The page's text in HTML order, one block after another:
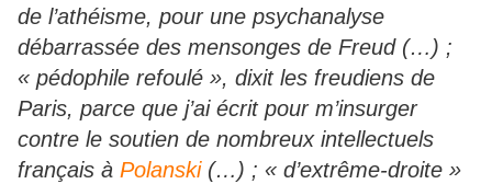
de l’athéisme, pour une psychanalyse
débarrassée des mensonges de Freud (…) ;
« pédophile refoulé », dixit les freudiens de
Paris, parce que j’ai écrit pour m’insurger
contre le soutien de nombreux intellectuels
français à Polanski(…) ; « d’extrême-droite »